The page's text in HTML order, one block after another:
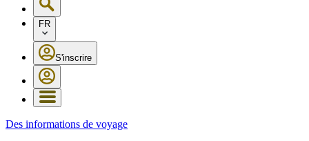
FR
S'inscrire
Des informations de voyage